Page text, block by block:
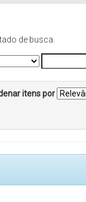
de busca.
itens por